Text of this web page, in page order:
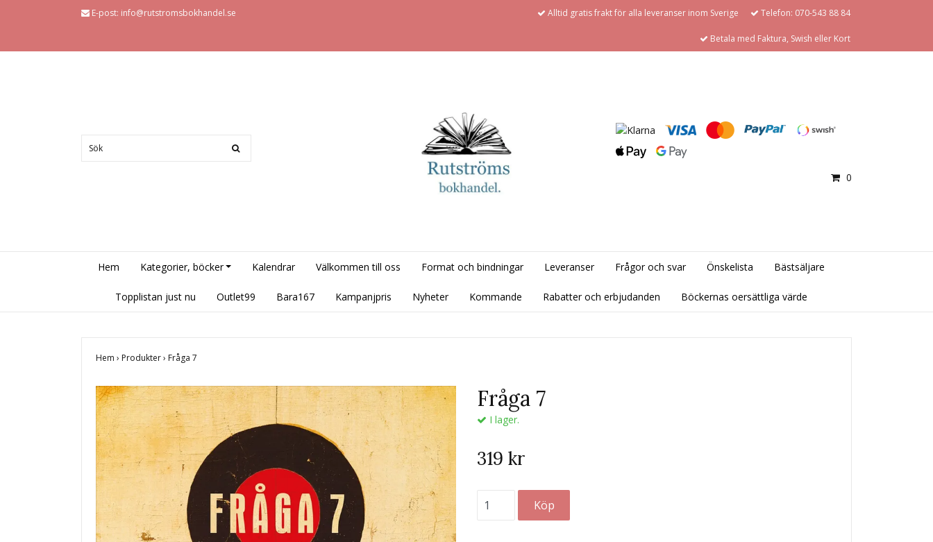
E-post: info@rutstromsbokhandel.se Alltid gratis frakt för alla leveranser inom Sverige Telefon: 070-543 88 84
Betala med Faktura, Swish eller Kort
0
Hem Kategorier, böcker Kalendrar Välkommen till oss Format och bindningar Leveranser Frågor och svar Önskelista Bästsäljare
Topplistan just nu Outlet99 Bara167 Kampanjpris Nyheter Kommande Rabatter och erbjudanden Böckernas oersättliga värde
Hem › Produkter› Fråga 7
Fråga 7
I lager.
319 kr